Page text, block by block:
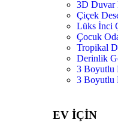
3D Duvar
Çiçek
Lüks İnci
Çocuk
Tropikal
Derinlik
3 Boyutlu
3 Boyutlu
EV İÇİN